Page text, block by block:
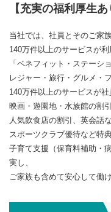
【充実の福利厚生あ
当社では、社員とそのご家
140万件以上のサービスが利
「ベネフィット・ステーシ
レジャー・旅行・グルメ・
140万件以上のサービスが
映画・遊園地・水族館の割
人気飲食店の割引、英会話
スポーツクラブ優待など特典
子育て支援（保育料補助・
実し、
ご家族も含めて安心して働